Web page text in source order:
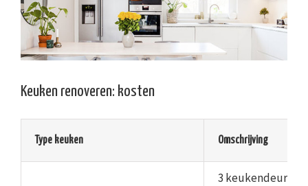
Keuken renoveren: kosten
Type keuken Omschrijving
3 keukendeuren